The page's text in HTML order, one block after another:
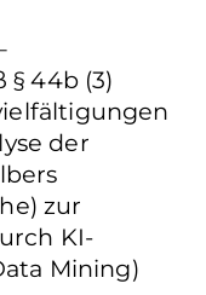
44b (3)
der
zur
KI-
Mining)